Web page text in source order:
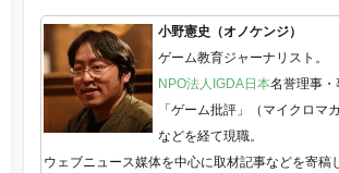
小野憲史（オノケンジ）
ゲーム教育ジャーナリスト。
NPO法人IGDA日本名誉理事・
「ゲーム批評」（マイクロマ
などを経て現職。
ウェブニュース媒体を中心に取材記事などを寄稿